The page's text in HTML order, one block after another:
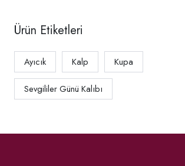
Ürün Etiketleri
Ayıcık Kalp Kupa
Sevgililer Günü Kalıbı